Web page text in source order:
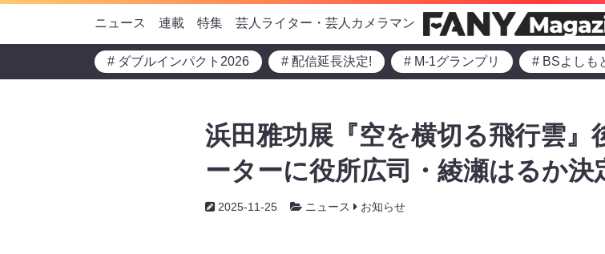
ニュース 連載 特集 芸人ライター・芸人カメラマン
# ダブルインパクト2026 # 配信延長決定! # M-1グランプリ # BSよしも
浜田雅功展『空を横切る飛行雲』
ーターに役所広司・綾瀬はるか決
2025-11-25 ニュース お知らせ